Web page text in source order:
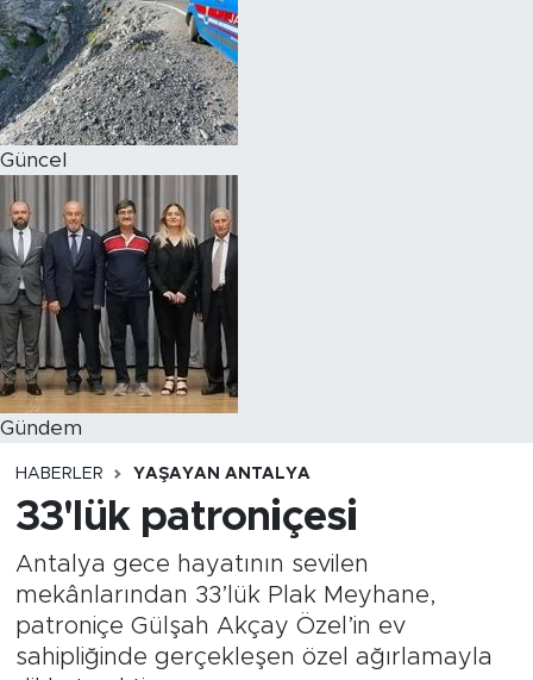
Güncel
Gündem
HABERLER YAŞAYAN ANTALYA
33'lük patroniçesi
Antalya gece hayatının sevilen
mekânlarından 33’lük Plak Meyhane,
patroniçe Gülşah Akçay Özel’in ev
sahipliğinde gerçekleşen özel ağırlamayla
Magazin
Özel Haber
Politika
Resmi İlanlar
Sağlık
Spor
Turizm